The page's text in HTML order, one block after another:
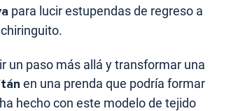
para lucir estupendas de regreso a
un paso más allá y transformar una
en una prenda que podría formar
hecho con este modelo de tejido